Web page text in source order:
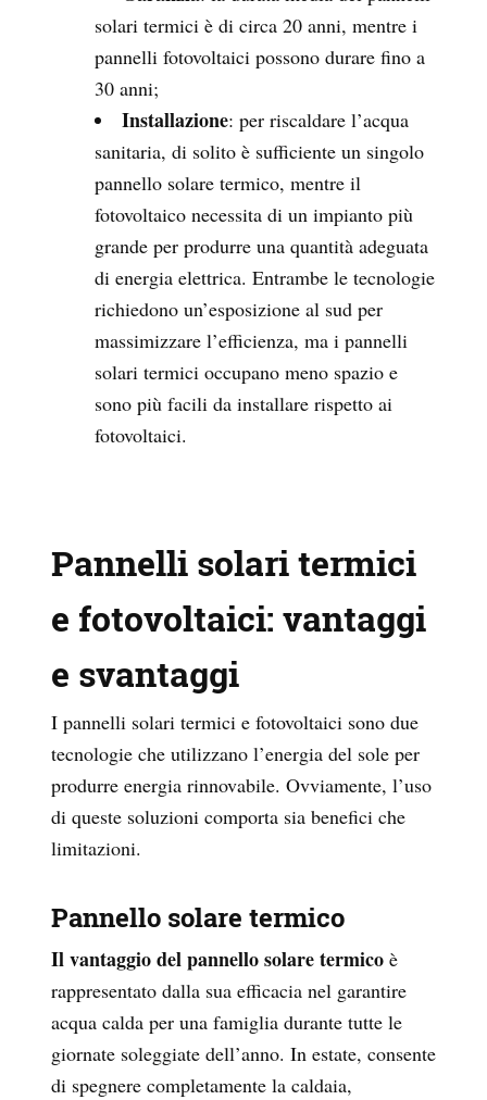
solari termici è di circa 20 anni, mentre i
pannelli fotovoltaici possono durare fino a
30 anni;
Installazione: per riscaldare l’acqua
sanitaria, di solito è sufficiente un singolo
pannello solare termico, mentre il
fotovoltaico necessita di un impianto più
grande per produrre una quantità adeguata
di energia elettrica. Entrambe le tecnologie
richiedono un’esposizione al sud per
massimizzare l’efficienza, ma i pannelli
solari termici occupano meno spazio e
sono più facili da installare rispetto ai
fotovoltaici.
Pannelli solari termici
e fotovoltaici: vantaggi
e svantaggi
I pannelli solari termici e fotovoltaici sono due
tecnologie che utilizzano l’energia del sole per
produrre energia rinnovabile. Ovviamente, l’uso
di queste soluzioni comporta sia benefici che
limitazioni.
Pannello solare termico
Il vantaggio del pannello solare termico è
rappresentato dalla sua efficacia nel garantire
acqua calda per una famiglia durante tutte le
giornate soleggiate dell’anno. In estate, consente
di spegnere completamente la caldaia,